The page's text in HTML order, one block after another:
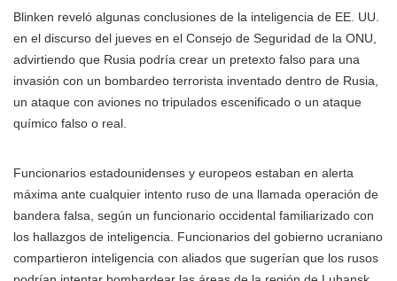
Blinken reveló algunas conclusiones de la inteligencia de EE. UU.
en el discurso del jueves en el Consejo de Seguridad de la ONU,
advirtiendo que Rusia podría crear un pretexto falso para una
invasión con un bombardeo terrorista inventado dentro de Rusia,
un ataque con aviones no tripulados escenificado o un ataque
químico falso o real.
Funcionarios estadounidenses y europeos estaban en alerta
máxima ante cualquier intento ruso de una llamada operación de
bandera falsa, según un funcionario occidental familiarizado con
los hallazgos de inteligencia. Funcionarios del gobierno ucraniano
compartieron inteligencia con aliados que sugerían que los rusos